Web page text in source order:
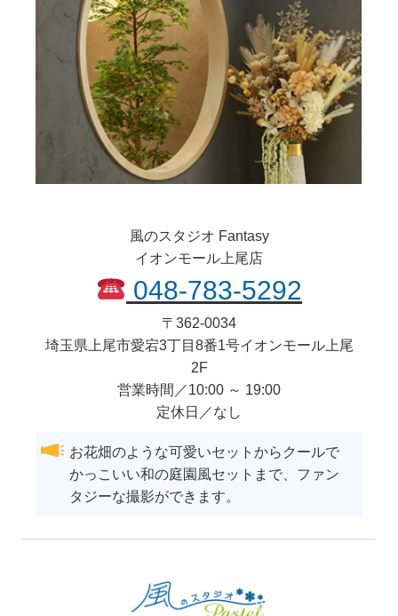
風のスタジオ Fantasy
イオンモール上尾店
048-783-5292
〒 362-0034
埼玉県 上尾市愛宕3丁目8番1号イオンモール上尾
2F
営業時間／10:00 ～ 19:00
定休日／なし
お花畑のような可愛いセットからクールで
かっこいい和の庭園風セットまで、ファン
タジーな撮影ができます。